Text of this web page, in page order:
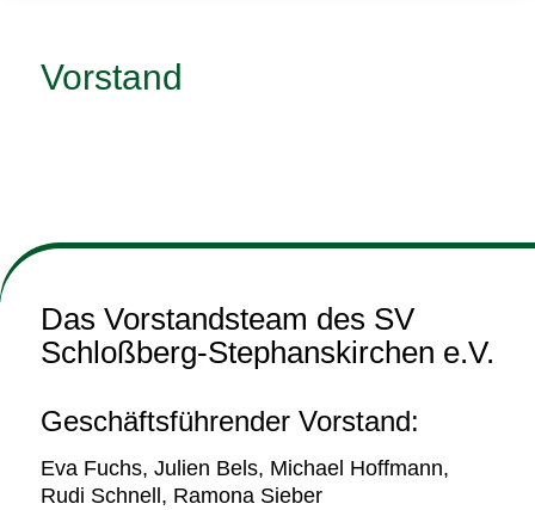
Vorstand
Das Vorstandsteam des SV
Schloßberg-Stephanskirchen e.V.
Geschäftsführender Vorstand:
Eva Fuchs, Julien Bels, Michael Hoffmann,
Rudi Schnell, Ramona Sieber